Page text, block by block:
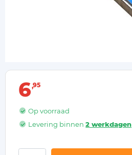
6 95
Op voorraad
Levering binnen2 werkdagen